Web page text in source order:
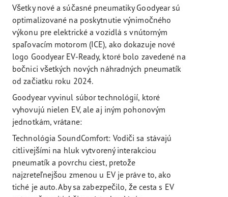
Všetky nové a súčasné pneumatiky Goodyear sú
optimalizované na poskytnutie výnimočného
výkonu pre elektrické a vozidlá s vnútorným
spaľovacím motorom (ICE), ako dokazuje nové
logo Goodyear EV-Ready, ktoré bolo zavedené na
bočnici všetkých nových náhradných pneumatík
od začiatku roku 2024.
Goodyear vyvinul súbor technológií, ktoré
vyhovujú nielen EV, ale aj iným pohonovým
jednotkám, vrátane:
Technológia SoundComfort: Vodiči sa stávajú
citlivejšími na hluk vytvorený interakciou
pneumatík a povrchu ciest, pretože
najzreteľnejšou zmenou u EV je práve to, ako
tiché je auto. Aby sa zabezpečilo, že cesta s EV